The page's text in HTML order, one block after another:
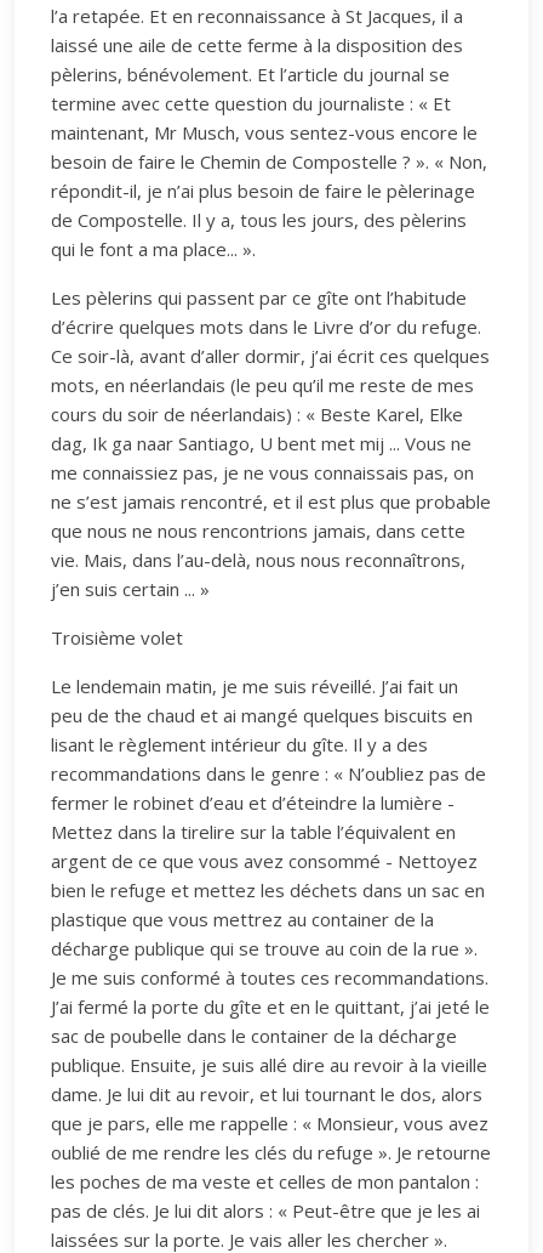
l’a retapée. Et en reconnaissance à St Jacques, il a
laissé une aile de cette ferme à la disposition des
pèlerins, bénévolement. Et l’article du journal se
termine avec cette question du journaliste : « Et
maintenant, Mr Musch, vous sentez-vous encore le
besoin de faire le Chemin de Compostelle ? ». « Non,
répondit-il, je n’ai plus besoin de faire le pèlerinage
de Compostelle. Il y a, tous les jours, des pèlerins
qui le font a ma place... ».
Les pèlerins qui passent par ce gîte ont l’habitude
d’écrire quelques mots dans le Livre d’or du refuge.
Ce soir-là, avant d’aller dormir, j’ai écrit ces quelques
mots, en néerlandais (le peu qu’il me reste de mes
cours du soir de néerlandais) : « Beste Karel, Elke
dag, Ik ga naar Santiago, U bent met mij ... Vous ne
me connaissiez pas, je ne vous connaissais pas, on
ne s’est jamais rencontré, et il est plus que probable
que nous ne nous rencontrions jamais, dans cette
vie. Mais, dans l’au-delà, nous nous reconnaîtrons,
j’en suis certain ... »
Troisième volet
Le lendemain matin, je me suis réveillé. J’ai fait un
peu de the chaud et ai mangé quelques biscuits en
lisant le règlement intérieur du gîte. Il y a des
recommandations dans le genre : « N’oubliez pas de
fermer le robinet d’eau et d’éteindre la lumière -
Mettez dans la tirelire sur la table l’équivalent en
argent de ce que vous avez consommé - Nettoyez
bien le refuge et mettez les déchets dans un sac en
plastique que vous mettrez au container de la
décharge publique qui se trouve au coin de la rue ».
Je me suis conformé à toutes ces recommandations.
J’ai fermé la porte du gîte et en le quittant, j’ai jeté le
sac de poubelle dans le container de la décharge
publique. Ensuite, je suis allé dire au revoir à la vieille
dame. Je lui dit au revoir, et lui tournant le dos, alors
que je pars, elle me rappelle : « Monsieur, vous avez
oublié de me rendre les clés du refuge ». Je retourne
les poches de ma veste et celles de mon pantalon :
pas de clés. Je lui dit alors : « Peut-être que je les ai
laissées sur la porte. Je vais aller les chercher ».